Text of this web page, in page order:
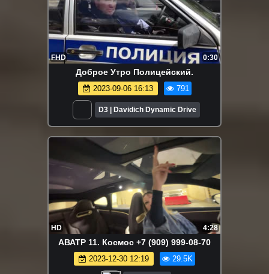
FHD 0:30
Доброе Утро Полицейский.
2023-09-06 16:13 791
D3 | Davidich Dynamic Drive
HD 4:28
АВАТР 11. Космос +7 (909) 999-08-70
2023-12-30 12:19 29.5K